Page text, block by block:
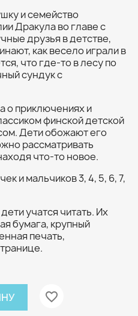
и семейство
Дракула во главе с
друзья в детстве,
как весело играли в
что где-то в лесу по
сундук с
о приключениях и
финской детской
Дети обожают его
рассматривать
что-то новое.
и мальчиков 3, 4, 5, 6, 7,
учатся читать. Их
бумага, крупный
печать,
favorite_border